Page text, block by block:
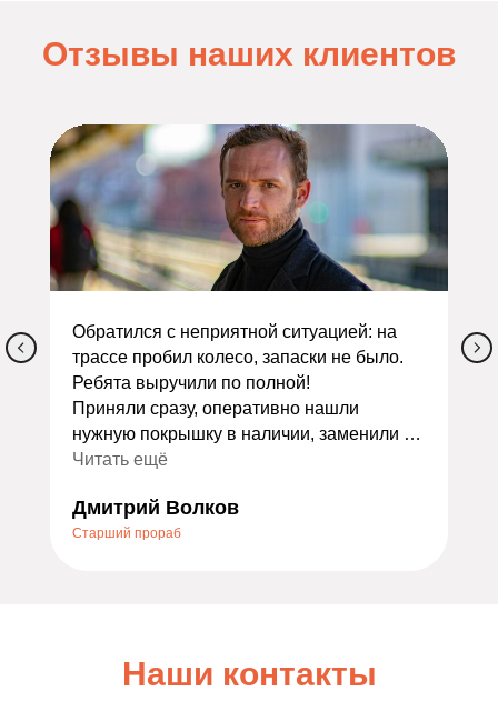
Отзывы наших клиентов
Обратился с неприятной ситуацией: на
трассе пробил колесо, запаски не было.
Ребята выручили по полной!
Приняли сразу, оперативно нашли
нужную покрышку в наличии, заменили и
сделали балансировку. Всё заняло
экстренному случаю — очень приятно.
Порадовало отношение: не стали
Читать ещё
Дмитрий Волков
Старший прораб
Наши контакты